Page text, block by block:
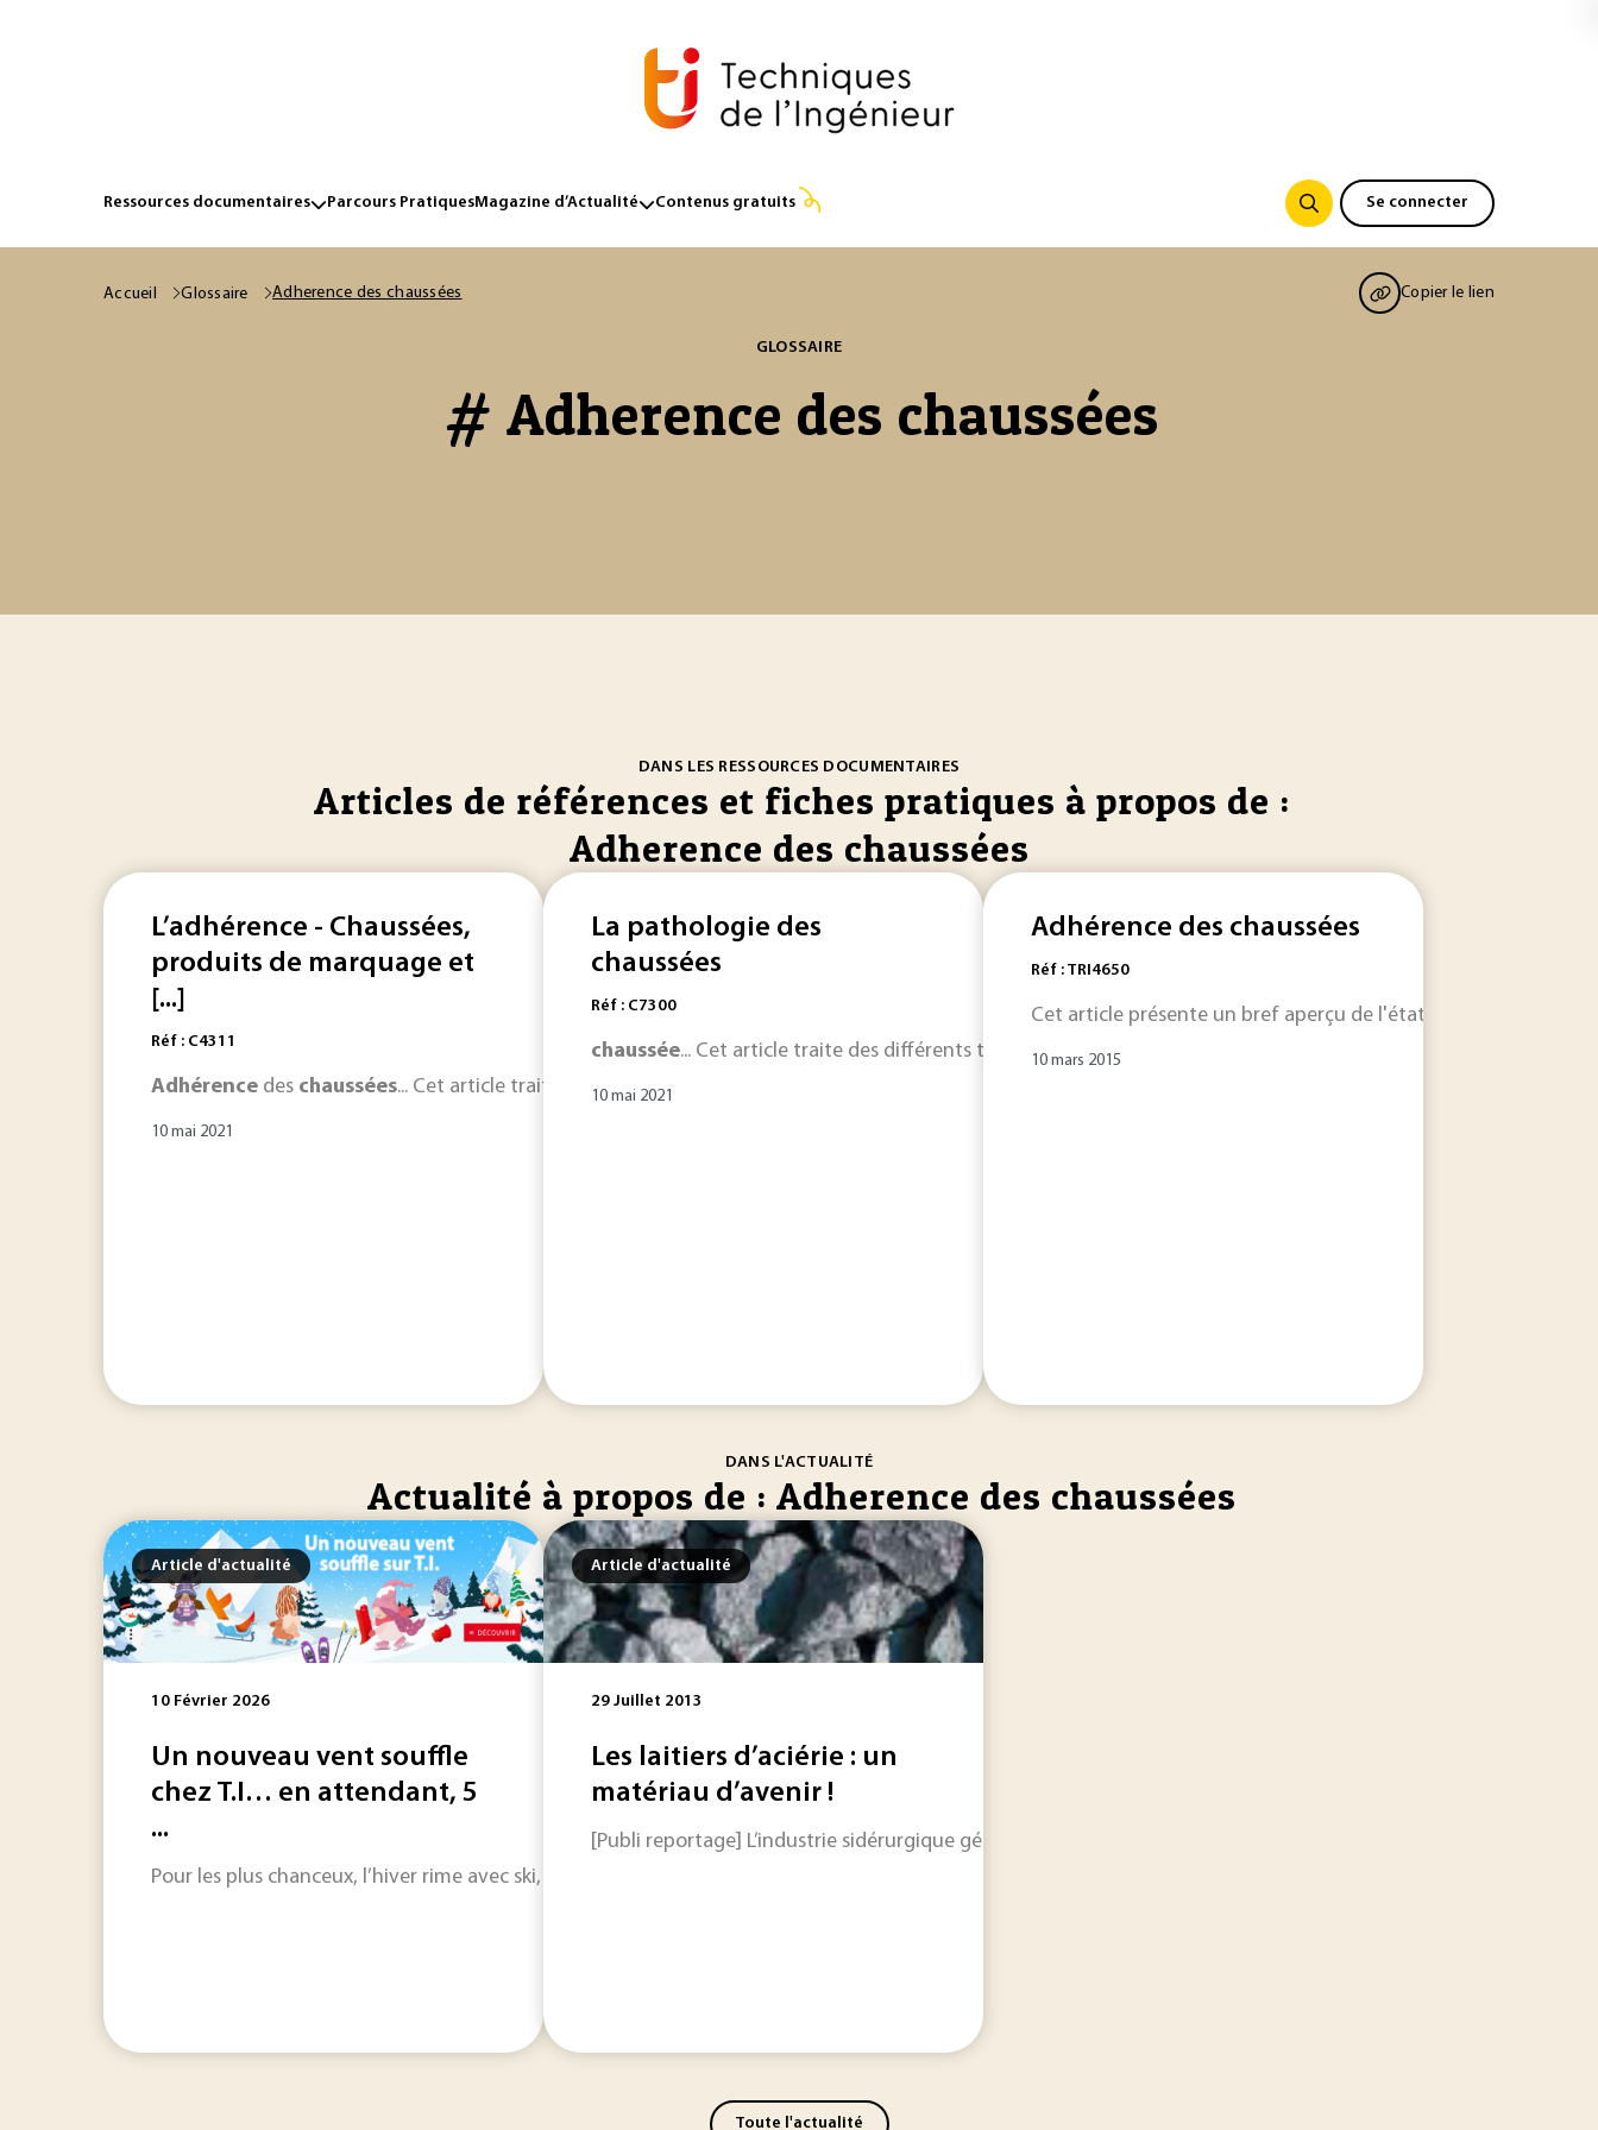
Ressources documentaires Parcours PratiquesMagazine d’Actualité Contenus gratuits Se connecter
Accueil Glossaire Adherence des chaussées Copier le lien
GLOSSAIRE
# Adherence des chaussées
DANS LES RESSOURCES DOCUMENTAIRES
Articles de références et fiches pratiques à propos de :
Adherence des chaussées
L’adhérence - Chaussées,
produits de marquage et
[...]
Réf : C4311
Adhérence des chaussées... Cet article traite de l’adhérence
10 mai 2021
La pathologie des
chaussées
Réf : C7300
chaussée... Cet article traite des différents types de pathologie / désordres pouvant affecter les
10 mai 2021
Adhérence des chaussées
Réf : TRI4650
Cet article présente un bref aperçu de l'état des
10 mars 2015
DANS L'ACTUALITÉ
Actualité à propos de : Adherence des chaussées
Article d'actualité
10 Février 2026
Un nouveau vent souffle
chez T.I… en attendant, 5
...
Pour les plus chanceux, l’hiver rime avec ski, montagne et neige. C’est aussi une période où ces environnements prennent une autre dimension : le froid
Article d'actualité
29 Juillet 2013
Les laitiers d’aciérie : un
matériau d’avenir !
[Publi reportage] L’industrie sidérurgique génère des matériaux haut de gamme et respectueux de
Toute l'actualité